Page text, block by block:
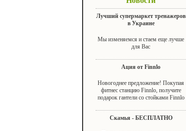
Лучший супермаркет тренажеров
в Украине
Мы изменяемся и стаем еще лучше
для Вас
Ация от Finnlo
Новогоднее предложение! Покупая
фитнес станцию Finnlo, получите
подарок гантели со стойками Finnlo
Скамья - БЕСПЛАТНО